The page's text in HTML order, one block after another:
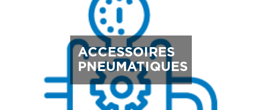
ACCESSOIRES
PNEUMATIQUES